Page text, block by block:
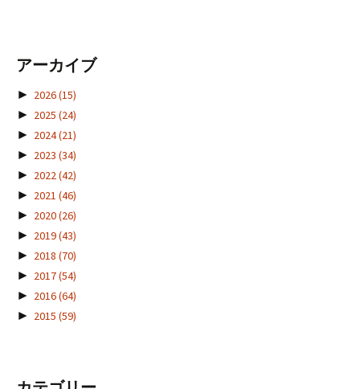
アーカイブ
► 2026(15)
► 2025 (24)
► 2024(21)
► 2023 (34)
► 2022(42)
► 2021 (46)
► 2020(26)
► 2019(43)
► 2018 (70)
► 2017(54)
► 2016(64)
► 2015 (59)